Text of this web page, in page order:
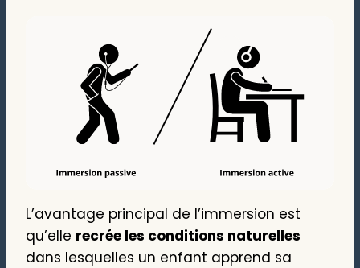
L’avantage principal de l’immersion est
qu’elle recrée les conditions naturelles
dans lesquelles un enfant apprend sa